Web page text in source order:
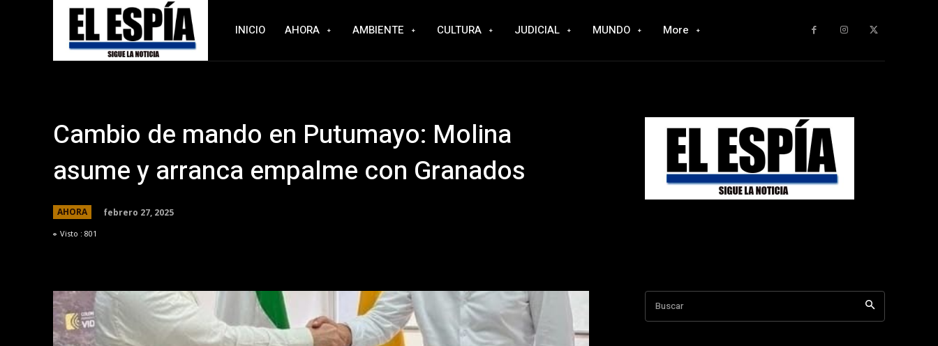
INICIO AHORA AMBIENTE CULTURA JUDICIAL MUNDO More
Cambio de mando en Putumayo: Molina
asume y arranca empalme con Granados
AHORA febrero 27, 2025
Visto : 801
Buscar